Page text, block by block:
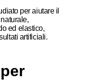
per aiutare il
ed elastico,
artificiali.